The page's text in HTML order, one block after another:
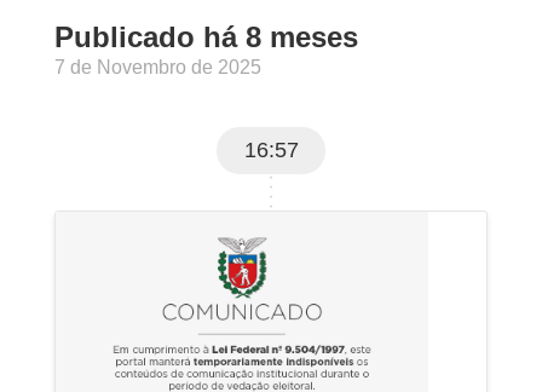
Publicado há 8 meses
7 de Novembro de 2025
16:57